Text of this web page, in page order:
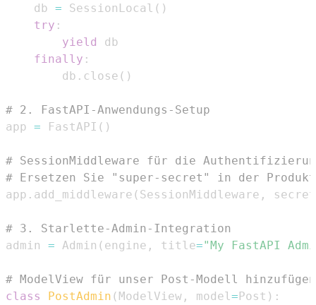
    db
= SessionLocal ( )
try :
yield
finally :
        db
. close ( )
# 2. FastAPI-Anwendungs-Setup
app = FastAPI ( )
# SessionMiddleware für die
# Ersetzen Sie "super-secret" in der
app . add_middleware ( SessionMiddleware ,
# 3. Starlette-Admin-Integration
admin = Admin ( engine , title="My FastAPI
# ModelView für unser Post-Modell hinzufügen
class
PostAdmin ( ModelView , model =Post ) :